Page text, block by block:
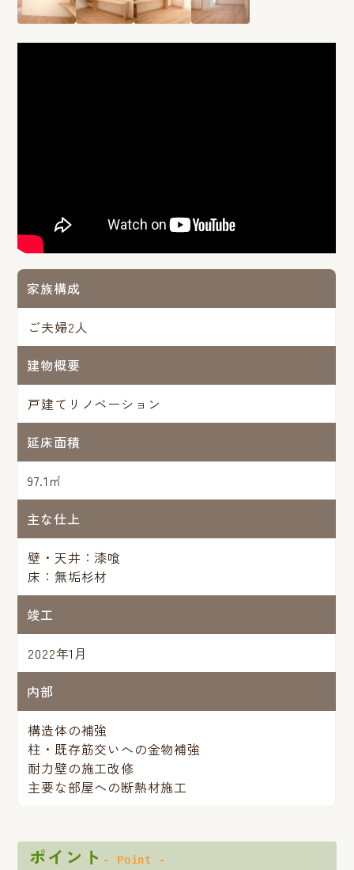
家族構成
ご夫婦2人
建物概要
戸建てリノベーション
延床面積
97.1㎡
主な仕上
壁・天井：漆喰
床：無垢杉材
竣工
2022年1月
内部
構造体の補強
柱・既存筋交いへの金物補強
耐力壁の施工改修
主要な部屋への断熱材施工
ポイント - Point -